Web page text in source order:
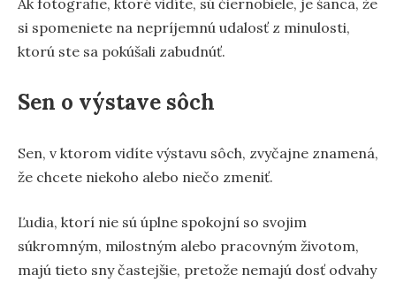
si spomeniete na nepríjemnú udalosť z minulosti,
ktorú ste sa pokúšali zabudnúť.
Sen o výstave sôch
Sen, v ktorom vidíte výstavu sôch, zvyčajne znamená,
že chcete niekoho alebo niečo zmeniť.
Ľudia, ktorí nie sú úplne spokojní so svojim
súkromným, milostným alebo pracovným životom,
majú tieto sny častejšie, pretože nemajú dosť odvahy